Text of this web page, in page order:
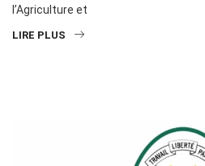
l’Agriculture et
LIRE PLUS